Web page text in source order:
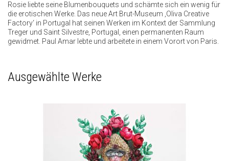
Rosie liebte seine Blumenbouquets und schämte sich ein wenig für
die erotischen Werke. Das neue Art Brut-Museum ‚Oliva Creative
Factory‘ in Portugal hat seinen Werken im Kontext der Sammlung
Treger und Saint Silvestre, Portugal, einen permanenten Raum
gewidmet. Paul Amar lebte und arbeitete in einem Vorort von Paris.
Ausgewählte Werke